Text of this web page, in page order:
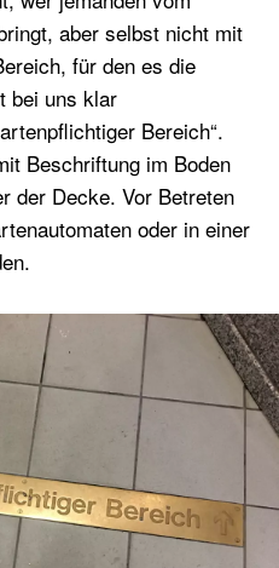
aber selbst nicht mit
für den es die
bei uns klar
Bereich“.
Beschriftung im Boden
der Decke. Vor Betreten
oder in einer